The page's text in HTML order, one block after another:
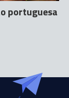
portuguesa